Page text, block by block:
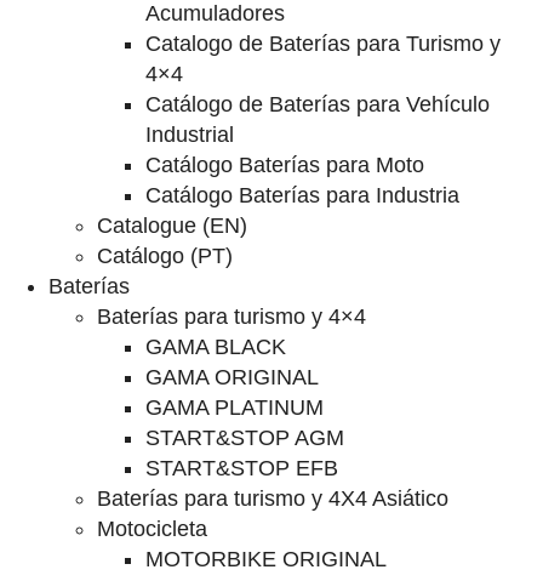
Acumuladores
Catalogo de Baterías para Turismo y
4×4
Catálogo de Baterías para Vehículo
Industrial
Catálogo Baterías para Moto
Catálogo Baterías para Industria
Catalogue (EN)
Catálogo (PT)
Baterías
Baterías para turismo y 4×4
GAMA BLACK
GAMA ORIGINAL
GAMA PLATINUM
START&STOP AGM
START&STOP EFB
Baterías para turismo y 4X4 Asiático
Motocicleta
MOTORBIKE ORIGINAL